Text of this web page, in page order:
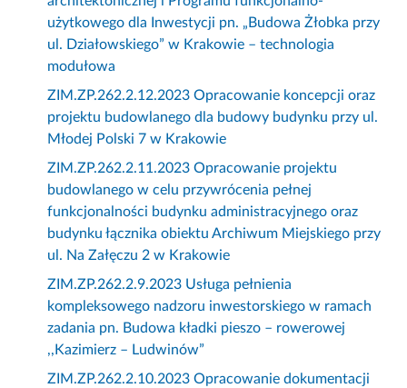
użytkowego dla Inwestycji pn. „Budowa Żłobka przy
ul. Działowskiego” w Krakowie – technologia
modułowa
ZIM.ZP.262.2.12.2023 Opracowanie koncepcji oraz
projektu budowlanego dla budowy budynku przy ul.
Młodej Polski 7 w Krakowie
ZIM.ZP.262.2.11.2023 Opracowanie projektu
budowlanego w celu przywrócenia pełnej
funkcjonalności budynku administracyjnego oraz
budynku łącznika obiektu Archiwum Miejskiego przy
ul. Na Załęczu 2 w Krakowie
ZIM.ZP.262.2.9.2023 Usługa pełnienia
kompleksowego nadzoru inwestorskiego w ramach
zadania pn. Budowa kładki pieszo – rowerowej
,,Kazimierz – Ludwinów”
ZIM.ZP.262.2.10.2023 Opracowanie dokumentacji